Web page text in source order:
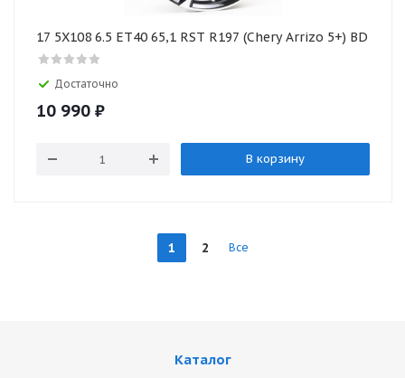
17 5X108 6.5 ET40 65,1 RST R197 (Chery Arrizo 5+) BD
Достаточно
10 990 ₽
В корзину
1 2 Все
Каталог